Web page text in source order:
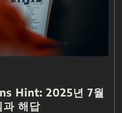
Hint: 2025년 7월
과 해답